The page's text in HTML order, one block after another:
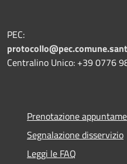
PEC:
Centralino Unico: +39 0776
Prenotazione
Segnalazione disservizio
Leggi le FAQ